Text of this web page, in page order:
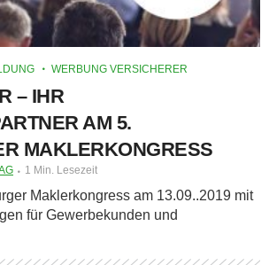
WERBUNG VERSICHERER
– IHR
AM 5.
MAKLERKONGRESS
1 Min. Lesezeit
Maklerkongress am 13.09..2019 mit
für Gewerbekunden und